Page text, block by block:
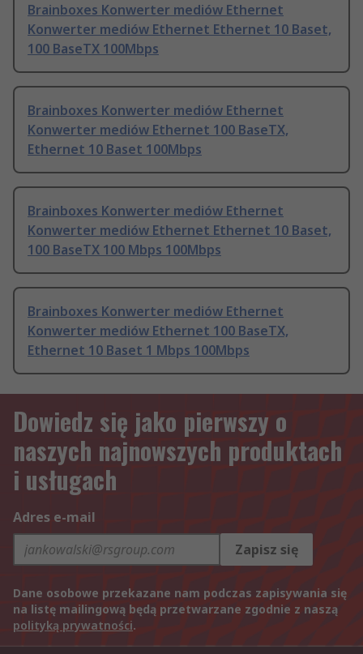
Brainboxes Konwerter mediów Ethernet
Konwerter mediów Ethernet Ethernet 10 Baset,
100 BaseTX 100Mbps
Brainboxes Konwerter mediów Ethernet
Konwerter mediów Ethernet 100 BaseTX,
Ethernet 10 Baset 100Mbps
Brainboxes Konwerter mediów Ethernet
Konwerter mediów Ethernet Ethernet 10 Baset,
100 BaseTX 100 Mbps 100Mbps
Brainboxes Konwerter mediów Ethernet
Konwerter mediów Ethernet 100 BaseTX,
Ethernet 10 Baset 1 Mbps 100Mbps
Dowiedz się jako pierwszy o
naszych najnowszych produktach
i usługach
Adres e-mail
Zapisz się
Dane osobowe przekazane nam podczas zapisywania się
na listę mailingową będą przetwarzane zgodnie z naszą
polityką prywatności.